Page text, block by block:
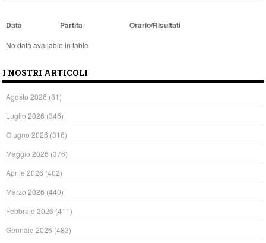
Data Partita Orario/Risultati
No data available in table
I NOSTRI ARTICOLI
Agosto 2026 (81)
Luglio 2026 (346)
Giugno 2026 (316)
Maggio 2026 (376)
Aprile 2026 (402)
Marzo 2026 (440)
Febbraio 2026 (411)
Gennaio 2026 (483)